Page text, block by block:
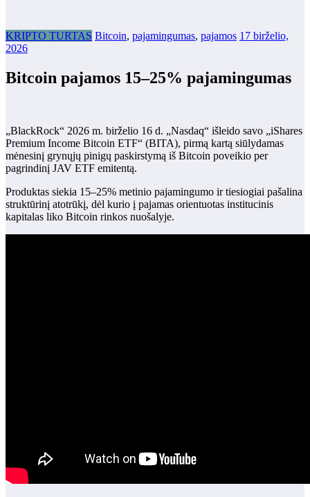
KRIPTO TURTAS Bitcoin, pajamingumas, pajamos 17 birželio,
2026
Bitcoin pajamos 15–25% pajamingumas
„BlackRock“ 2026 m. birželio 16 d. „Nasdaq“ išleido savo „iShares
Premium Income Bitcoin ETF“ (BITA), pirmą kartą siūlydamas
mėnesinį grynųjų pinigų paskirstymą iš Bitcoin poveikio per
pagrindinį JAV ETF emitentą.
Produktas siekia 15–25% metinio pajamingumo ir tiesiogiai pašalina
struktūrinį atotrūkį, dėl kurio į pajamas orientuotas institucinis
kapitalas liko Bitcoin rinkos nuošalyje.